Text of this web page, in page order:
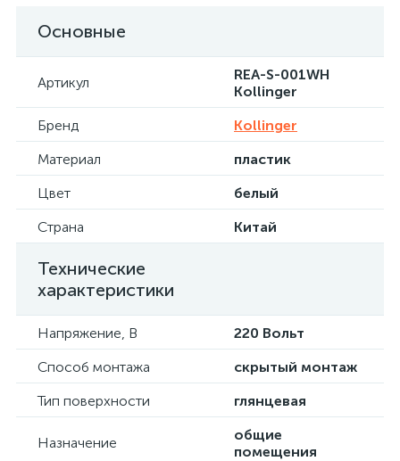
Основные
Артикул
REA-S-001WH
Kollinger
Бренд
Kollinger
Материал
пластик
Цвет
белый
Страна
Китай
Технические
характеристики
Напряжение, В
220 Вольт
Способ монтажа
скрытый монтаж
Тип поверхности
глянцевая
Назначение
общие
помещения